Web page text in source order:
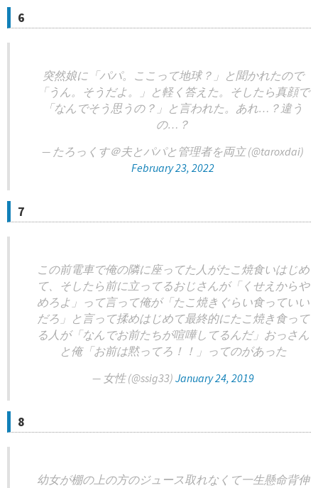
6
突然娘に「パパ。ここって地球？」と聞かれたので
「うん。そうだよ。」と軽く答えた。そしたら真顔で
「なんでそう思うの？」と言われた。あれ…？違う
の…？
— たろっくす＠夫とパパと管理者を両立 (@taroxdai)
February 23, 2022
7
この前電車で俺の隣に座ってた人がたこ焼食いはじめ
て、そしたら前に立ってるおじさんが「くせえからや
めろよ」って言って俺が「たこ焼きぐらい食っていい
だろ」と言って揉めはじめて最終的にたこ焼き食って
る人が「なんでお前たちが喧嘩してるんだ」おっさん
と俺「お前は黙ってろ！！」ってのがあった
— 女性 (@ssig33) January 24, 2019
8
幼女が棚の上の方のジュース取れなくて一生懸命背伸